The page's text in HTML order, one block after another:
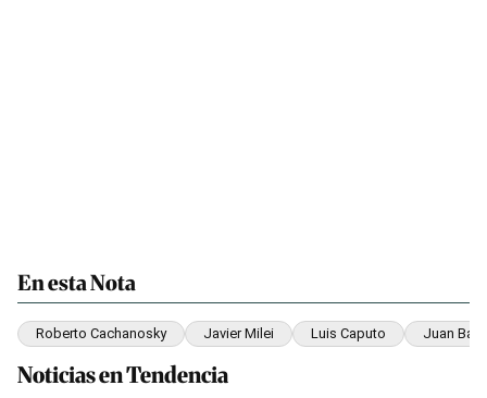
En esta Nota
Roberto Cachanosky Javier Milei Luis Caputo Juan
Noticias en Tendencia